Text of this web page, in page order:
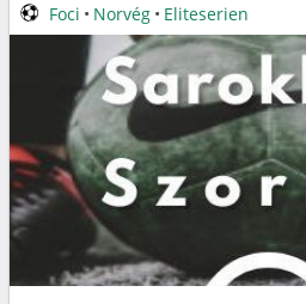
Foci • Norvég • Eliteserien